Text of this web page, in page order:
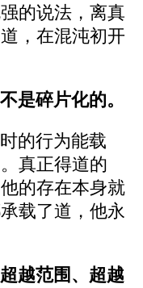
的说法，离真
，在混沌初开
是碎片化的。
的行为能载
真正得道的
的存在本身就
载了道，他永
越范围、超越